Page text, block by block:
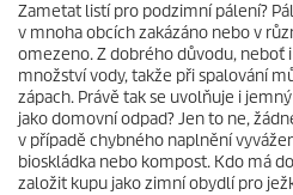
Zametat listí pro podzimní pálení?
v mnoha obcích zakázáno nebo v
omezeno. Z dobrého důvodu, neboť
množství vody, takže při spalování
zápach. Právě tak se uvolňuje i
jako domovní odpad? Jen to ne,
v případě chybného naplnění
bioskládka nebo kompost. Kdo má
založit kupu jako zimní obydlí pro